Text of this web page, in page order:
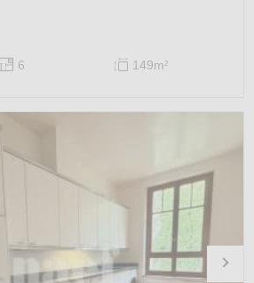
6 149m2